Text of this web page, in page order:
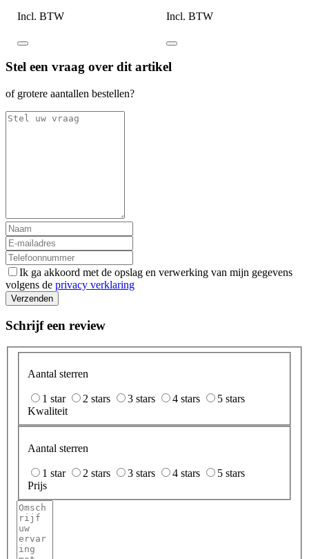
Incl. BTW
Incl. BTW
Stel een vraag over dit artikel
of grotere aantallen bestellen?
Ik ga akkoord met de opslag en verwerking van mijn gegevens
volgens de privacy verklaring
Verzenden
Schrijf een review
Aantal sterren
1 star 2 stars 3 stars 4 stars
5 stars
Kwaliteit
Aantal sterren
1 star 2 stars 3 stars 4 stars
5 stars
Prijs